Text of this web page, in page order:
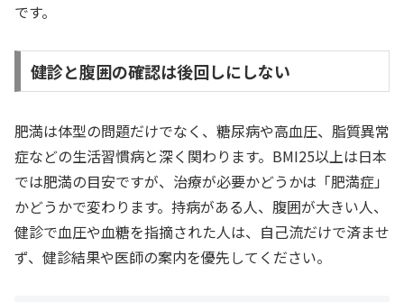
です。
健診と腹囲の確認は後回しにしない
肥満は体型の問題だけでなく、糖尿病や高血圧、脂質異常
症などの生活習慣病と深く関わります。BMI25以上は日本
では肥満の目安ですが、治療が必要かどうかは「肥満症」
かどうかで変わります。持病がある人、腹囲が大きい人、
健診で血圧や血糖を指摘された人は、自己流だけで済ませ
ず、健診結果や医師の案内を優先してください。